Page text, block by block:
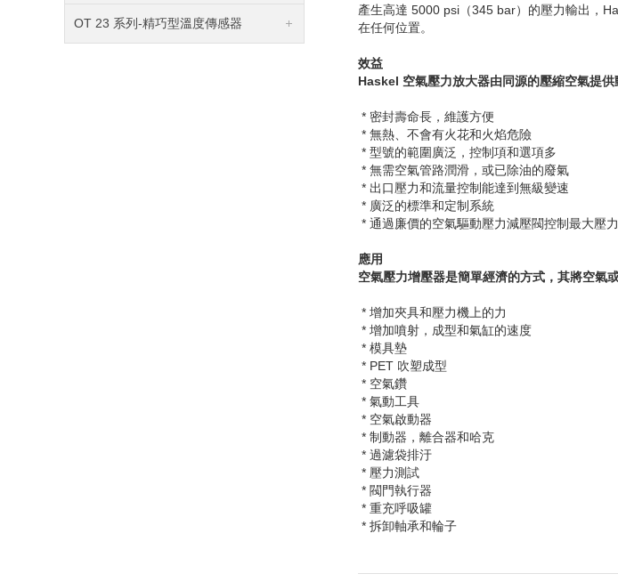
OT 23 系列-精巧型溫度傳感器
產生高達 5000 psi （345 bar）的壓力輸出，
在任何位置。
效益
Haskel 空氣壓力放大器由同源的壓縮空氣提
* 密封壽命長，維護方便
* 無熱、不會有火花和火焰危險
* 型號的範圍廣泛，控制項和選項多
* 無需空氣管路潤滑，或已除油的廢氣
* 出口壓力和流量控制能達到無級變速
* 廣泛的標準和定制系統
* 通過廉價的空氣驅動壓力減壓閥控制最大壓力
應用
空氣壓力增壓器是簡單經濟的方式，其將空氣
* 增加夾具和壓力機上的力
* 增加噴射，成型和氣缸的速度
* 模具墊
* PET 吹塑成型
* 空氣鑽
* 氣動工具
* 空氣啟動器
* 制動器，離合器和哈克
* 過濾袋排汙
* 壓力測試
* 閥門執行器
* 重充呼吸罐
* 拆卸軸承和輪子